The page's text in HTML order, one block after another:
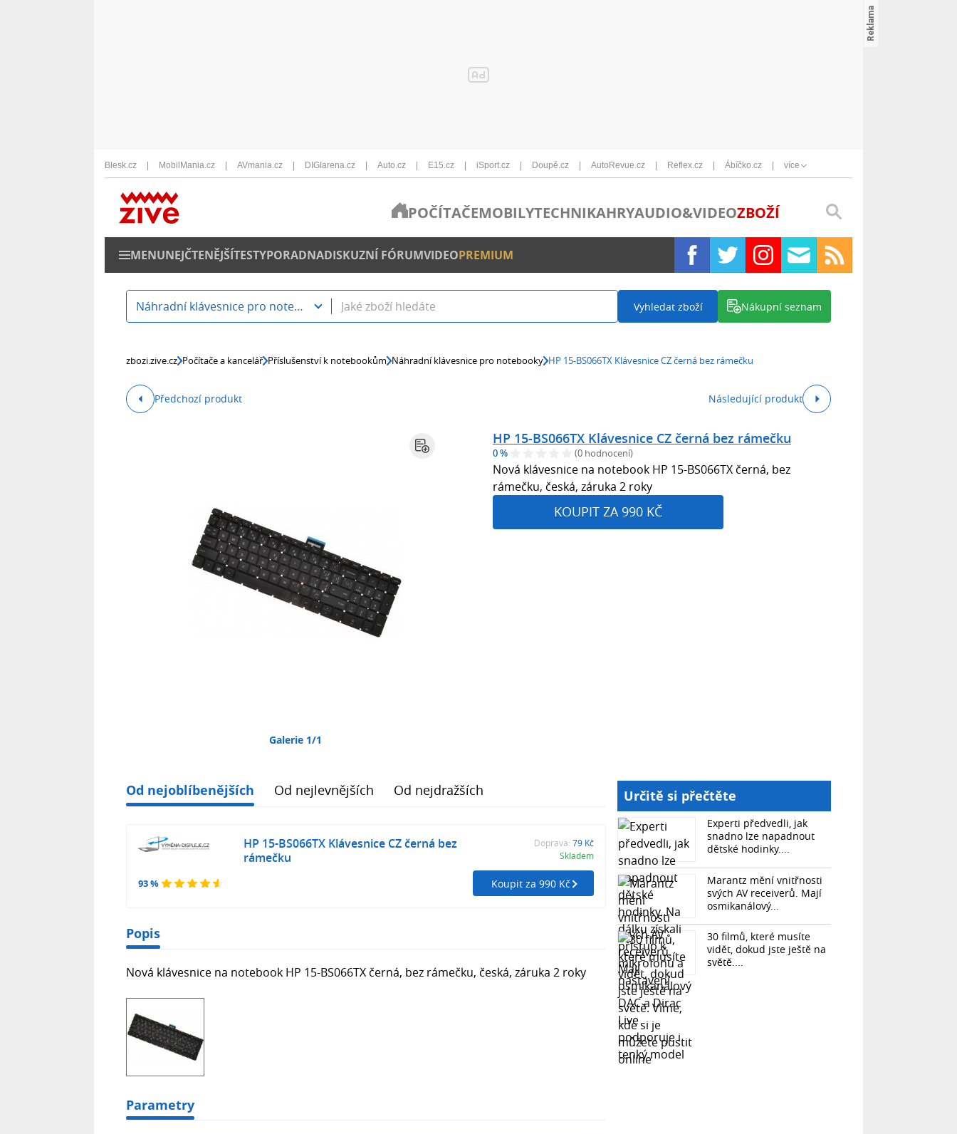
Blesk.cz MobilMania.cz AVmania.cz DIGIarena.cz Auto.cz E15.cz iSport.cz Doupě.cz AutoRevue.cz Reflex.cz Ábíčko.cz více
POČÍTAČEMOBILYTECHNIKAHRYAUDIO&VIDEOZBOŽÍ
MENUNEJČTENĚJŠÍTESTYPORADNADISKUZNÍ FÓRUMVIDEOPREMIUM
Náhradní klávesnice pro notebooky Vyhledat zboží Nákupní seznam
zbozi.zive.cz Počítače a kancelář Příslušenství k notebookům Náhradní klávesnice pro notebooky HP 15-BS066TX Klávesnice CZ černá bez rámečku
Předchozí produkt Následující produkt
Galerie 1/1
HP 15-BS066TX Klávesnice CZ černá bez rámečku
0 % (0 hodnocení)
Nová klávesnice na notebook HP 15-BS066TX černá, bez
rámečku, česká, záruka 2 roky
KOUPIT ZA 990 KČ
Od nejoblíbenějších Od nejlevnějších Od nejdražších
93 %
HP 15-BS066TX Klávesnice CZ černá bez
rámečku
Doprava: 79 Kč
Skladem
Koupit za 990 Kč
Popis
Nová klávesnice na notebook HP 15-BS066TX černá, bez rámečku, česká, záruka 2 roky
Parametry
Určitě si přečtěte
Experti předvedli, jak
snadno lze napadnout
dětské hodinky....
Marantz mění vnitřnosti
svých AV receiverů. Mají
osmikanálový...
30 filmů, které musíte
vidět, dokud jste ještě na
světě....